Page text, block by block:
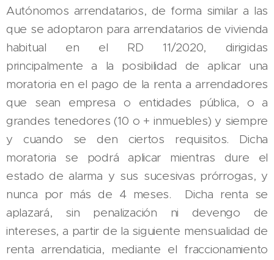
Autónomos arrendatarios, de forma similar a las
que se adoptaron para arrendatarios de vivienda
habitual en el RD 11/2020, dirigidas
principalmente a la posibilidad de aplicar una
moratoria en el pago de la renta a arrendadores
que sean empresa o entidades pública, o a
grandes tenedores (10 o + inmuebles) y siempre
y cuando se den ciertos requisitos. Dicha
moratoria se podrá aplicar mientras dure el
estado de alarma y sus sucesivas prórrogas, y
nunca por más de 4 meses. Dicha renta se
aplazará, sin penalización ni devengo de
intereses, a partir de la siguiente mensualidad de
renta arrendaticia, mediante el fraccionamiento